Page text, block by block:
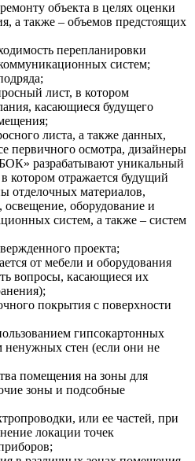
объекта в целях оценки
а также – объемов предстоящих
перепланировки
систем;
лист, в котором
касающиеся будущего
листа, а также данных,
первичного осмотра, дизайнеры
разрабатывают уникальный
котором отражается будущий
отделочных материалов,
освещение, оборудование и
систем, а также – систем
проекта;
от мебели и оборудования
вопросы, касающиеся их
покрытия с поверхности
гипсокартонных
ненужных стен (если они не
помещения на зоны для
зоны и подсобные
или ее частей, при
локации точек